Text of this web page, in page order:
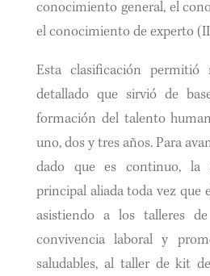
conocimiento general, el
el conocimiento de experto
Esta clasificación permitió
detallado que sirvió de
formación del talento
uno, dos y tres años. Para
dado que es continuo,
principal aliada toda vez que
asistiendo a los talleres
convivencia laboral y
saludables, al taller de kit